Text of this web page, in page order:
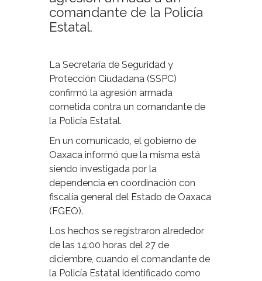
comandante de la Policía
Estatal.
La Secretaría de Seguridad y
Protección Ciudadana (SSPC)
confirmó la agresión armada
cometida contra un comandante de
la Policía Estatal.
En un comunicado, el gobierno de
Oaxaca informó que la misma está
siendo investigada por la
dependencia en coordinación con
fiscalía general del Estado de Oaxaca
(FGEO).
Los hechos se registraron alrededor
de las 14:00 horas del 27 de
diciembre, cuando el comandante de
la Policía Estatal identificado como